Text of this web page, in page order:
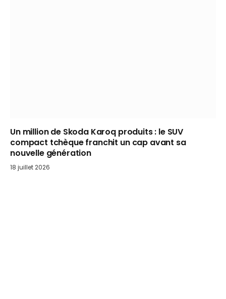
Un million de Skoda Karoq produits : le SUV
compact tchèque franchit un cap avant sa
nouvelle génération
18 juillet 2026